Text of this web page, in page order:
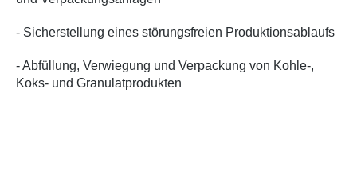
- Sicherstellung eines störungsfreien Produktionsablaufs
- Abfüllung, Verwiegung und Verpackung von Kohle-,
Koks- und Granulatprodukten